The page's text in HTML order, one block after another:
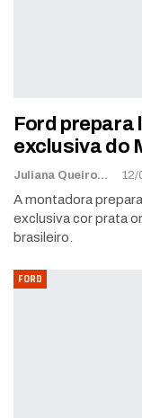
Ford prepara
exclusiva do
Juliana Queiroz 12/
A montadora
exclusiva cor prata
brasileiro.
FORD